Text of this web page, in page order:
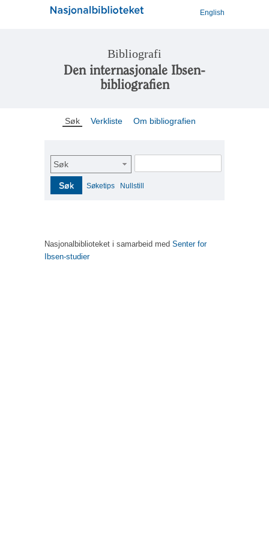
English
Bibliografi
Den internasjonale Ibsen-
bibliografien
Søk Verkliste Om bibliografien
Søk
Søk Søketips Nullstill
Nasjonalbiblioteket i samarbeid med Senter for
Ibsen-studier